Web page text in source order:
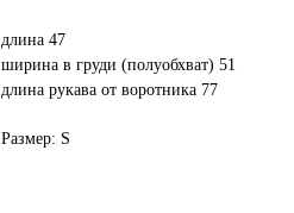
длина 47
ширина в груди (полуобхват) 51
длина рукава от воротника 77
Размер: S